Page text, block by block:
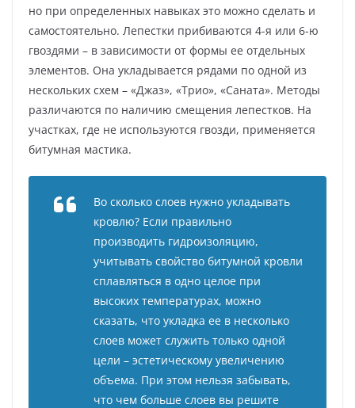
но при определенных навыках это можно сделать и
самостоятельно. Лепестки прибиваются 4-я или 6-ю
гвоздями – в зависимости от формы ее отдельных
элементов. Она укладывается рядами по одной из
нескольких схем – «Джаз», «Трио», «Саната». Методы
различаются по наличию смещения лепестков. На
участках, где не используются гвозди, применяется
битумная мастика.
Во сколько слоев нужно укладывать
кровлю? Если правильно
производить гидроизоляцию,
учитывать свойство битумной кровли
сплавляться в одно целое при
высоких температурах, можно
сказать, что укладка ее в несколько
слоев может служить только одной
цели – эстетическому увеличению
объема. При этом нельзя забывать,
что чем больше слоев вы решите